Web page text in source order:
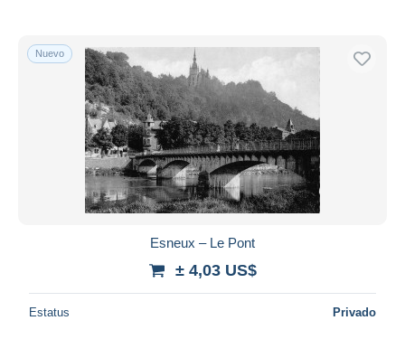
Nuevo
Esneux – Le Pont
± 4,03 US$
Estatus Privado